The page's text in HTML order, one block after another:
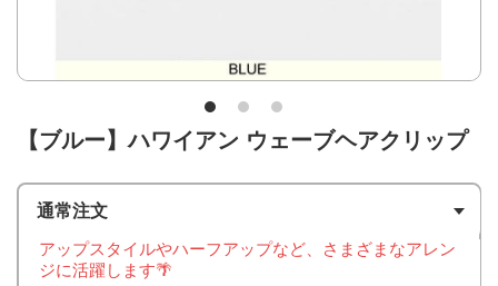
【ブルー】ハワイアン ウェーブヘアクリップ
通常注文
アップスタイルやハーフアップなど、さまざまなアレン
ジに活躍します🌴